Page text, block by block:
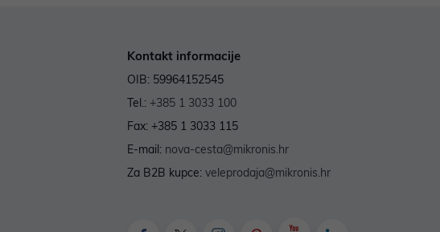
Kontakt informacije
OIB: 59964152545
Tel.: +385 1 3033 100
Fax: +385 1 3033 115
E-mail: nova-cesta@mikronis.hr
Za B2B kupce: veleprodaja@mikronis.hr